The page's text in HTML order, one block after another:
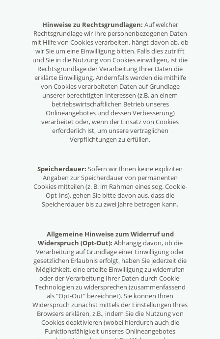
Hinweise zu Rechtsgrundlagen: Auf welcher
Rechtsgrundlage wir Ihre personenbezogenen Daten
mit Hilfe von Cookies verarbeiten, hängt davon ab, ob
wir Sie um eine Einwilligung bitten. Falls dies zutrifft
und Sie in die Nutzung von Cookies einwilligen, ist die
Rechtsgrundlage der Verarbeitung Ihrer Daten die
erklärte Einwilligung. Andernfalls werden die mithilfe
von Cookies verarbeiteten Daten auf Grundlage
unserer berechtigten Interessen (z.B. an einem
betriebswirtschaftlichen Betrieb unseres
Onlineangebotes und dessen Verbesserung)
verarbeitet oder, wenn der Einsatz von Cookies
erforderlich ist, um unsere vertraglichen
Verpflichtungen zu erfüllen.
Speicherdauer: Sofern wir Ihnen keine expliziten
Angaben zur Speicherdauer von permanenten
Cookies mitteilen (z. B. im Rahmen eines sog. Cookie-
Opt-Ins), gehen Sie bitte davon aus, dass die
Speicherdauer bis zu zwei Jahre betragen kann.
Allgemeine Hinweise zum Widerruf und
Widerspruch (Opt-Out): Abhängig davon, ob die
Verarbeitung auf Grundlage einer Einwilligung oder
gesetzlichen Erlaubnis erfolgt, haben Sie jederzeit die
Möglichkeit, eine erteilte Einwilligung zu widerrufen
oder der Verarbeitung Ihrer Daten durch Cookie-
Technologien zu widersprechen (zusammenfassend
als "Opt-Out" bezeichnet). Sie können Ihren
Widerspruch zunächst mittels der Einstellungen Ihres
Browsers erklären, z.B., indem Sie die Nutzung von
Cookies deaktivieren (wobei hierdurch auch die
Funktionsfähigkeit unseres Onlineangebotes